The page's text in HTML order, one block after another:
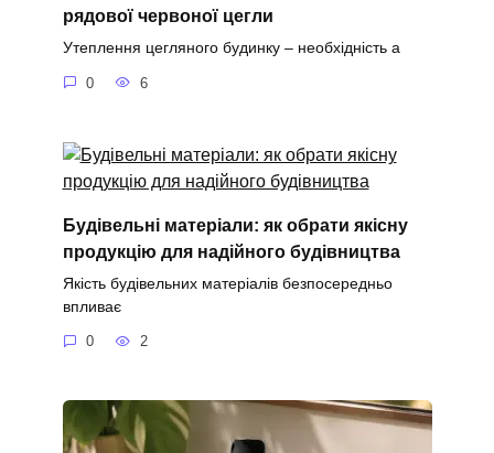
рядової червоної цегли
Утеплення цегляного будинку – необхідність а
0 6
Будівельні матеріали: як обрати якісну
продукцію для надійного будівництва
Якість будівельних матеріалів безпосередньо
впливає
0 2